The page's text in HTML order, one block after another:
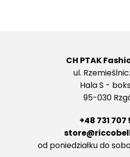
CH PTAK
ul.
Hala S -
95-030
+48 731 707
od poniedziałku do